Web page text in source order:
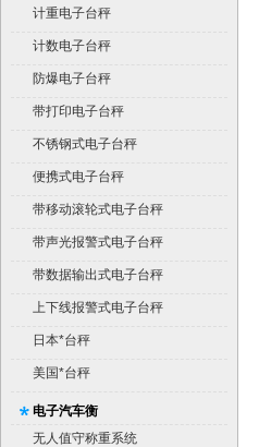
计重电子台秤
计数电子台秤
防爆电子台秤
带打印电子台秤
不锈钢式电子台秤
便携式电子台秤
带移动滚轮式电子台秤
带声光报警式电子台秤
带数据输出式电子台秤
上下线报警式电子台秤
日本*台秤
美国*台秤
电子汽车衡
无人值守称重系统